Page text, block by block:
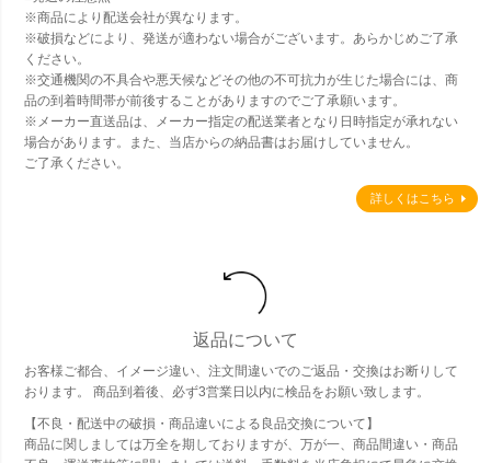
※商品により配送会社が異なります。
※破損などにより、発送が適わない場合がございます。あらかじめご了承
ください。
※交通機関の不具合や悪天候などその他の不可抗力が生じた場合には、商
品の到着時間帯が前後することがありますのでご了承願います。
※メーカー直送品は、メーカー指定の配送業者となり日時指定が承れない
場合があります。また、当店からの納品書はお届けしていません。
ご了承ください。
詳しくはこちら
返品について
お客様ご都合、イメージ違い、注文間違いでのご返品・交換はお断りして
おります。 商品到着後、必ず3営業日以内に検品をお願い致します。
【不良・配送中の破損・商品違いによる良品交換について】
商品に関しましては万全を期しておりますが、万が一、商品間違い・商品